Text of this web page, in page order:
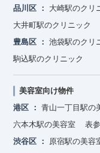
品川区
大崎駅のクリ
大井町駅のクリニック
豊島区
池袋駅のクリ
駒込駅のクリニック
美容室向け物件
港区
青山一丁目駅の
六本木駅の美容室
表
渋谷区
原宿駅の美容